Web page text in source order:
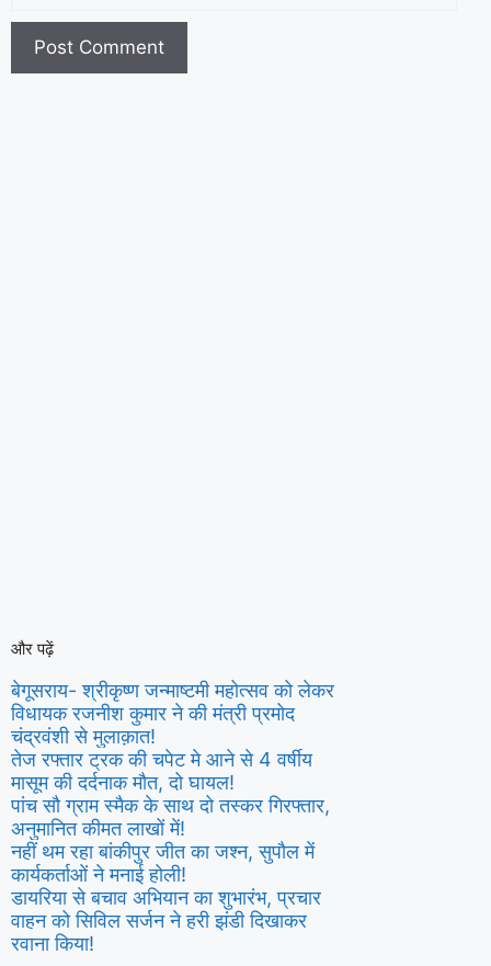
और पढ़ें
बेगूसराय- श्रीकृष्ण जन्माष्टमी महोत्सव को लेकर
विधायक रजनीश कुमार ने की मंत्री प्रमोद
चंद्रवंशी से मुलाक़ात!
तेज रफ्तार ट्रक की चपेट मे आने से 4 वर्षीय
मासूम की दर्दनाक मौत, दो घायल!
पांच सौ ग्राम स्मैक के साथ दो तस्कर गिरफ्तार,
अनुमानित कीमत लाखों में!
नहीं थम रहा बांकीपुर जीत का जश्न, सुपौल में
कार्यकर्ताओं ने मनाई होली!
डायरिया से बचाव अभियान का शुभारंभ, प्रचार
वाहन को सिविल सर्जन ने हरी झंडी दिखाकर
रवाना किया!